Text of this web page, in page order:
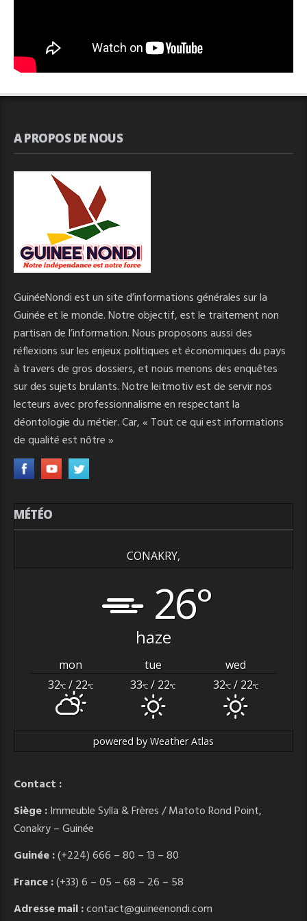
A PROPOS DE NOUS
GuinéeNondi est un site d’informations générales sur la
Guinée et le monde. Notre objectif, est le traitement non
partisan de l’information. Nous proposons aussi des
réflexions sur les enjeux politiques et économiques du pays
à travers de gros dossiers, et nous menons des enquêtes
sur des sujets brulants. Notre leitmotiv est de servir nos
lecteurs avec professionnalisme en respectant la
déontologie du métier. Car, « Tout ce qui est informations
de qualité est nôtre »
MÉTÉO
CONAKRY,
26°
haze
mon tue
wed
32°C / 22°C 33°C / 22°C 32°C/ 22°C
powered byWeather Atlas
Contact :
Siège :Immeuble Sylla & Frères / Matoto Rond Point,
Conakry – Guinée
Guinée :(+224) 666 – 80 – 13 – 80
France :(+33) 6 – 05 – 68 – 26 – 58
Adresse mail :contact@guineenondi.com